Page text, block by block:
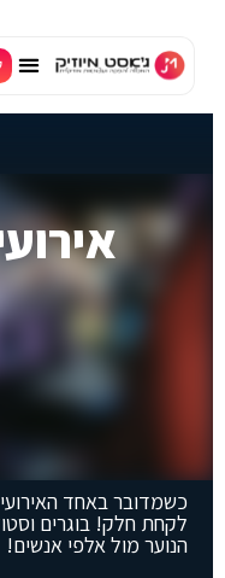
כשמדובר באחד
לקחת חלק! בוגרים
הנוער מול אלפי אנשים!